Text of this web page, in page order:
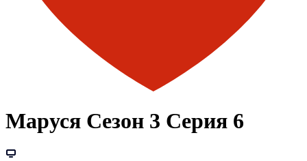
Маруся Сезон 3 Серия 6